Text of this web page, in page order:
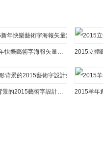
2015新年快樂藝術字海報矢量素材 2015立體
多邊形背景的2015藝術字設計矢量素材 2015羊年